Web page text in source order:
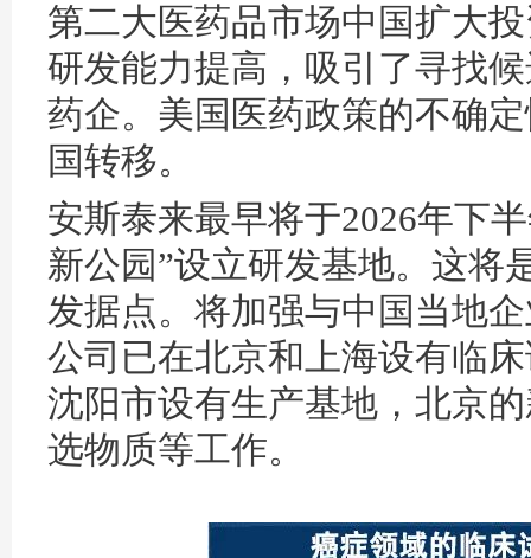
第二大医药品市场中国扩大
研发能力提高，吸引了寻找
药企。美国医药政策的不确
国转移。
安斯泰来最早将于2026年下
新公园”设立研发基地。这将
发据点。将加强与中国当地
公司已在北京和上海设有临
沈阳市设有生产基地，北京
选物质等工作。